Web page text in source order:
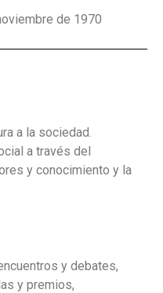
de 1970
a la sociedad.
a través del
y conocimiento y la
y debates,
y premios,